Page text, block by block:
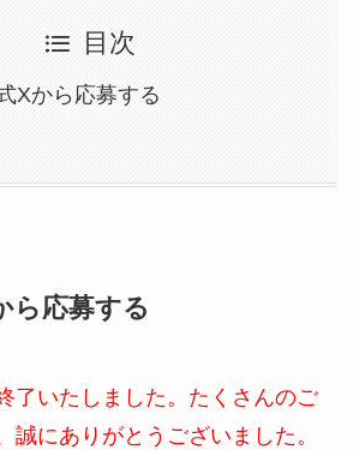
目次
Xから応募する
ら応募する
了いたしました。たくさんのご
誠にありがとうございました。